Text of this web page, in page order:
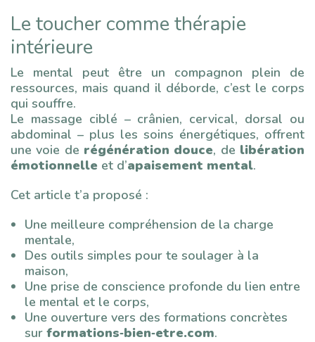
Le toucher comme thérapie
intérieure
Le mental peut être un compagnon plein de
ressources, mais quand il déborde, c’est le corps
qui souffre.
Le massage ciblé – crânien, cervical, dorsal ou
abdominal – plus les soins énergétiques, offrent
une voie de régénération douce, de libération
émotionnelle et d’apaisement mental.
Cet article t’a proposé :
Une meilleure compréhension de la charge
mentale,
Des outils simples pour te soulager à la
maison,
Une prise de conscience profonde du lien entre
le mental et le corps,
Une ouverture vers des formations concrètes
sur formations‑bien‑etre.com.